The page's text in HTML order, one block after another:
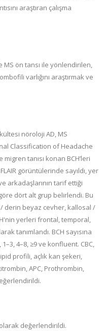
araştıran çalışma
MS ön tansı ile yönlendirilen,
varlığını araştırmak ve
nöroloji AD, MS
Classification of Headache
tanısı konan BCH’leri
görüntülerinde sayıldı, yer
arkadaşlarının tarif ettiği
dört alt grup belirlendi. Bu
derin beyaz cevher, kallosal /
yerleri frontal, temporal,
tanımlandı. BCH sayısına
4–8, ≥9 ve konfluent. CBC,
profili, açlık kan şekeri,
APC, Prothrombin,
değerlendirildi.